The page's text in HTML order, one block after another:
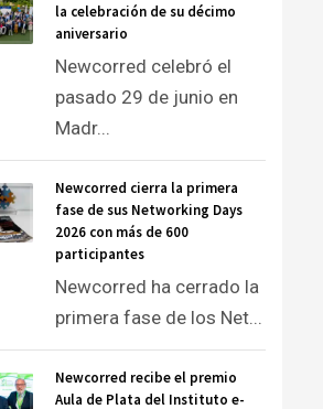
la celebración de su décimo
aniversario
Newcorred celebró el
pasado 29 de junio en
Madr...
Newcorred cierra la primera
fase de sus Networking Days
2026 con más de 600
participantes
Newcorred ha cerrado la
primera fase de los Net...
Newcorred recibe el premio
Aula de Plata del Instituto e-